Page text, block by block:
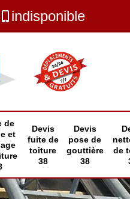
indisponible
de
et
Devis
fuite de
toiture
38
Devis
pose de
gouttière
38
de